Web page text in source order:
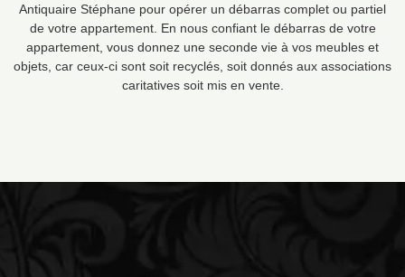
Antiquaire Stéphane pour opérer un débarras complet ou partiel
de votre appartement. En nous confiant le débarras de votre
appartement, vous donnez une seconde vie à vos meubles et
objets, car ceux-ci sont soit recyclés, soit donnés aux associations
caritatives soit mis en vente.